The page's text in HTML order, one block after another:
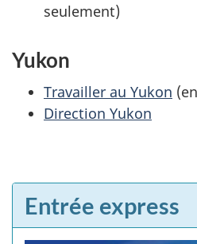
seulement)
Yukon
Travailler au Yukon
Direction Yukon
Entrée express